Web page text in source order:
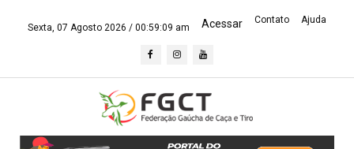
Sexta, 07 Agosto 2026 / 00:59:09 am Acessar Contato Ajuda